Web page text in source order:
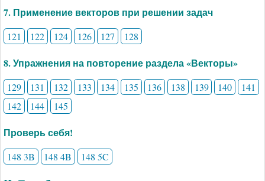
7. Применение векторов при решении задач
121 122 124 126 127 128
8. Упражнения на повторение раздела «Векторы»
129 131 132 133 134 135 136 138 139 140
141
142
144 145
Проверь себя!
148 3B 148 4B 148 5C